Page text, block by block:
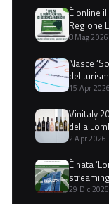
È online
Regione
8 Mag 2026
Nasce
del
15 Apr 2026
Vinitaly
della
2 Apr 2026
È nata
29 Dic 2025